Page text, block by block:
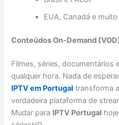
EUA, Canadá e
Conteúdos On-Demand
Filmes, séries, documentários
qualquer hora. Nada de
IPTV em Portugal transforma
verdadeira plataforma de
Mudar para IPTV Portugal